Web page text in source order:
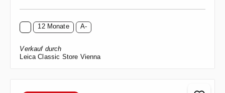
12 Monate A-
Verkauf durch
Leica Classic Store Vienna